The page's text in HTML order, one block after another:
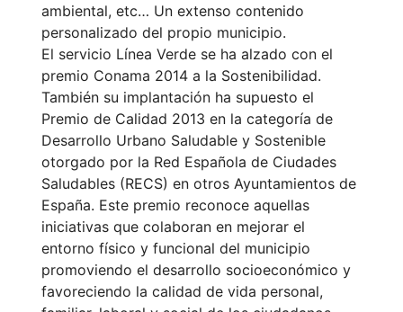
ambiental, etc… Un extenso contenido
personalizado del propio municipio.
El servicio Línea Verde se ha alzado con el
premio Conama 2014 a la Sostenibilidad.
También su implantación ha supuesto el
Premio de Calidad 2013 en la categoría de
Desarrollo Urbano Saludable y Sostenible
otorgado por la Red Española de Ciudades
Saludables (RECS) en otros Ayuntamientos de
España. Este premio reconoce aquellas
iniciativas que colaboran en mejorar el
entorno físico y funcional del municipio
promoviendo el desarrollo socioeconómico y
favoreciendo la calidad de vida personal,